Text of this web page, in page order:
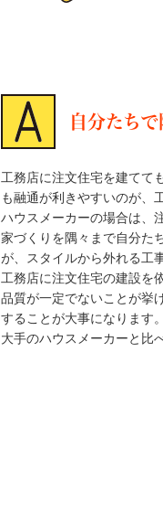
自分たち
工務店に注文住宅を建てて
も融通が利きやすいのが、
ハウスメーカーの場合は、
家づくりを隅々まで自分た
が、スタイルから外れる工
工務店に注文住宅の建設を
品質が一定でないことが挙
することが大事になります
大手のハウスメーカーと比